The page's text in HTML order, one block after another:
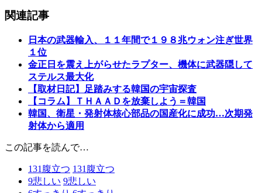
関連記事
日本の武器輸入、１１年間で１９８兆ウォン注ぎ世界
１位
金正日を震え上がらせたラプター、機体に武器隠して
ステルス最大化
【取材日記】足踏みする韓国の宇宙探査
【コラム】ＴＨＡＡＤを放棄しよう＝韓国
韓国、衛星・発射体核心部品の国産化に成功…次期発
射体から適用
この記事を読んで…
131 腹立つ 131 腹立つ
9悲しい 9悲しい